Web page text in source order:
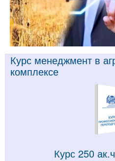
Курс менеджмент в
комплексе
Курс 250